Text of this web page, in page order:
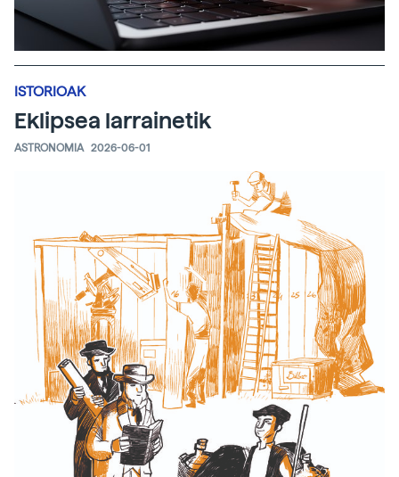
ISTORIOAK
Eklipsea larrainetik
ASTRONOMIA 2026-06-01